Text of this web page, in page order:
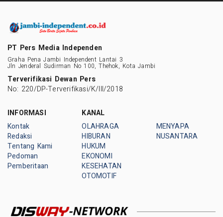
PT Pers Media Independen
Graha Pena Jambi Independent Lantai 3
Jln Jenderal Sudirman No 100, Thehok, Kota Jambi
Terverifikasi Dewan Pers
No: 220/DP-Terverifikasi/K/III/2018
INFORMASI
Kontak
Redaksi
Tentang Kami
Pedoman
Pemberitaan
KANAL
OLAHRAGA
HIBURAN
HUKUM
EKONOMI
KESEHATAN
OTOMOTIF
MENYAPA
NUSANTARA